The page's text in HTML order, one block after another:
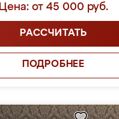
Цена: от 45 000 руб.
РАССЧИТАТЬ
ПОДРОБНЕЕ